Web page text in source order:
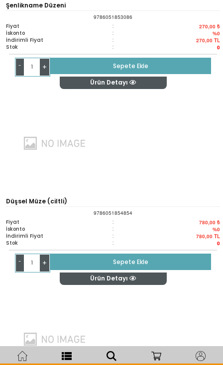
Şenlikname Düzeni
9786051853086
Fiyat : 270,00 ₺
İskonto : %0
İndirimli Fiyat : 270,00 TL
Stok : 0
- +
Sepete Ekle
Ürün Detayı
Düşsel Müze (ciltli)
9786051854854
Fiyat : 780,00 ₺
İskonto : %0
İndirimli Fiyat : 780,00 TL
Stok : 0
- +
Sepete Ekle
Ürün Detayı